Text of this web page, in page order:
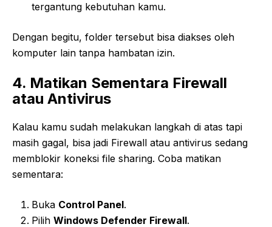
tergantung kebutuhan kamu.
Dengan begitu, folder tersebut bisa diakses oleh
komputer lain tanpa hambatan izin.
4. Matikan Sementara Firewall
atau Antivirus
Kalau kamu sudah melakukan langkah di atas tapi
masih gagal, bisa jadi Firewall atau antivirus sedang
memblokir koneksi file sharing. Coba matikan
sementara:
Buka Control Panel.
Pilih Windows Defender Firewall.